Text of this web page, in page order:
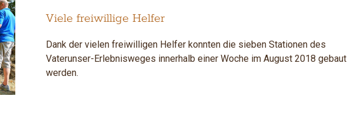
Viele freiwillige Helfer
Dank der vielen freiwilligen Helfer konnten die sieben Stationen des
Vaterunser-Erlebnisweges innerhalb einer Woche im August 2018 gebaut
werden.